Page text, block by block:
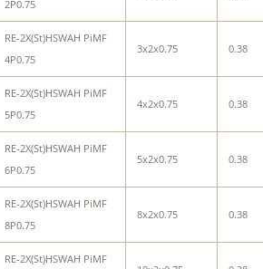
2P0.75
RE-2X(St)HSWAH PiMF
4P0.75
3x2x0.75 0.38
RE-2X(St)HSWAH PiMF
5P0.75
4x2x0.75 0.38
RE-2X(St)HSWAH PiMF
6P0.75
5x2x0.75 0.38
RE-2X(St)HSWAH PiMF
8P0.75
8x2x0.75 0.38
RE-2X(St)HSWAH PiMF